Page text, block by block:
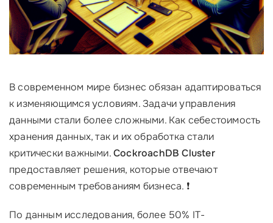
В современном мире бизнес обязан адаптироваться
к изменяющимся условиям. Задачи управления
данными стали более сложными. Как себестоимость
хранения данных, так и их обработка стали
критически важными.CockroachDB Cluster
предоставляет решения, которые отвечают
современным требованиям бизнеса. ❗
По данным исследования, более 50% IT-